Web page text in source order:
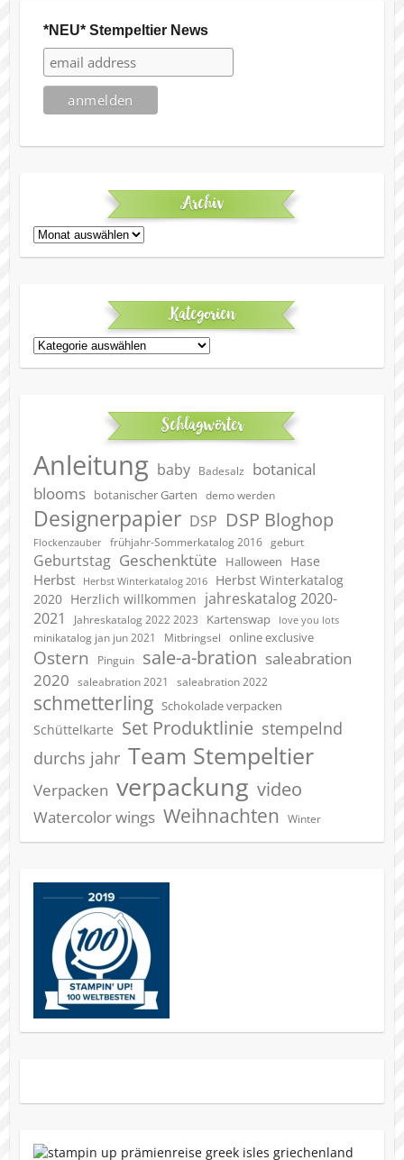
*NEU* Stempeltier News
Archiv
Archiv
Kategorien
Kategorien
Schlagwörter
Anleitung baby Badesalz
botanical
blooms botanischer Garten demo werden
Designerpapier DSP DSP Bloghop
Flockenzauber frühjahr-Sommerkatalog 2016 geburt
Geburtstag Geschenktüte Halloween Hase
Herbst Herbst Winterkatalog 2016
Herbst Winterkatalog
2020 Herzlich willkommen jahreskatalog 2020-
2021
Jahreskatalog 2022 2023 Kartenswap love you lots
minikatalog jan jun 2021 Mitbringsel online exclusive
Ostern Pinguin sale-a-bration saleabration
2020
saleabration 2021 saleabration 2022
schmetterling Schokolade verpacken
Schüttelkarte Set Produktlinie stempelnd
durchs jahr Team Stempeltier
Verpacken verpackung video
Watercolor wings Weihnachten Winter